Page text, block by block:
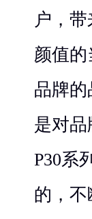
户，
颜值
品牌
是对
P30系
的，